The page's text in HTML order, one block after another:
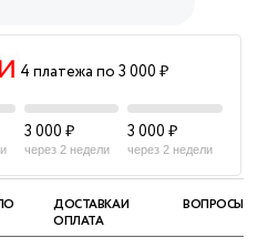
4 платежа по 3 000 ₽
3 000 ₽
через 2 недели
3 000 ₽
через 2 недели
ДОСТАВКА И
ОПЛАТА
ВОПРОСЫ